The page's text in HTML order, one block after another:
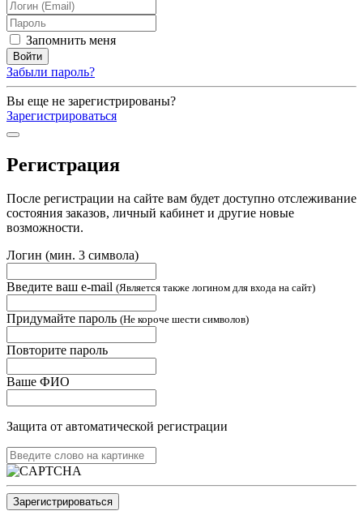
Запомнить меня
Забыли пароль?
Вы еще не зарегистрированы?
Зарегистрироваться
Регистрация
После регистрации на сайте вам будет доступно отслеживание
состояния заказов, личный кабинет и другие новые
возможности.
Логин (мин. 3 символа)
Введите ваш e-mail (Является также логином для входа на сайт)
Придумайте пароль (Не короче шести символов)
Повторите пароль
Ваше ФИО
Защита от автоматической регистрации